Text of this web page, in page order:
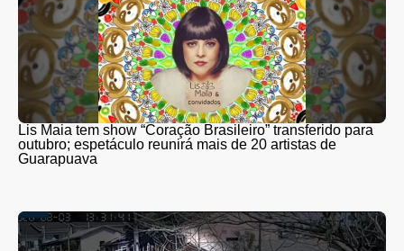
Lis Maia tem show “Coração Brasileiro” transferido para
outubro; espetáculo reunirá mais de 20 artistas de
Guarapuava